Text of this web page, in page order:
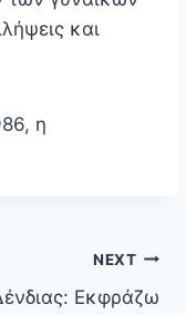
και
η
NEXT
Eκφράζω